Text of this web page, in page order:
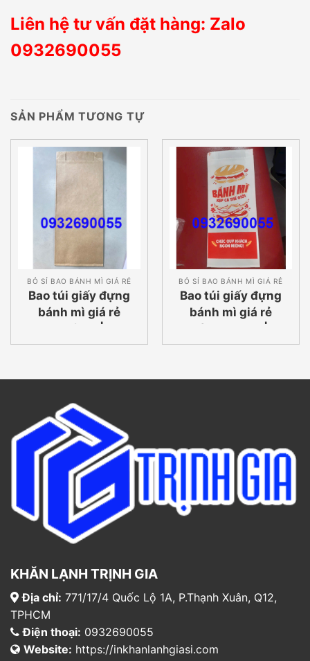
Liên hệ tư vấn đặt hàng: Zalo
0932690055
SẢN PHẨM TƯƠNG TỰ
BỎ SỈ BAO BÁNH MÌ GIÁ RẺ
Bao túi giấy đựng
bánh mì giá rẻ
0932690055
BỎ SỈ BAO BÁNH MÌ GIÁ RẺ
Bao túi giấy đựng
bánh mì giá rẻ
0932690055
KHĂN LẠNH TRỊNH GIA
Địa chỉ: 771/17/4 Quốc Lộ 1A, P.Thạnh Xuân, Q12,
TPHCM
Điện thoại: 0932690055
Website: https://inkhanlanhgiasi.com